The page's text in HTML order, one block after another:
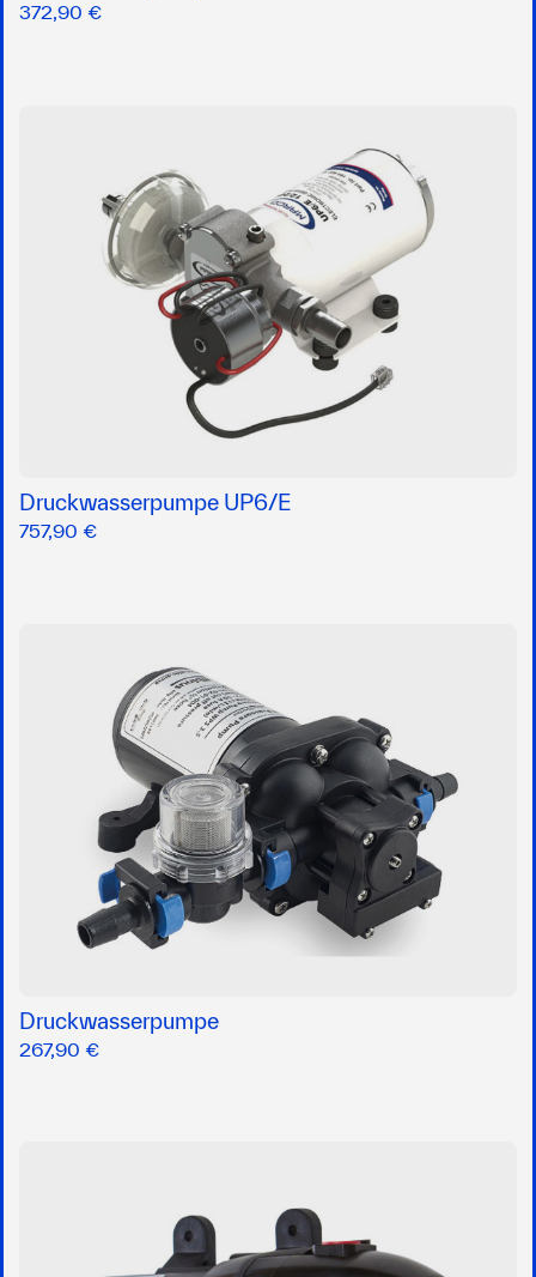
372,90 €
Druckwasserpumpe UP6/E
757,90 €
Druckwasserpumpe
267,90 €